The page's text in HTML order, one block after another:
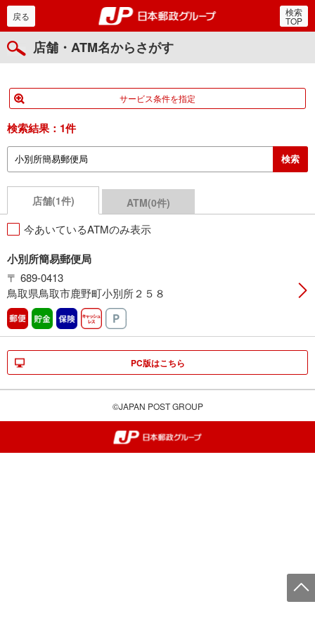
郵便局・日本郵政グルー
戻る 検索
TOP
店舗・ATM名からさがす
サービス条件を指定
検索結果： 1件
店舗(1件) ATM(0件)
今あいているATMのみ表示
小別所簡易郵便局
〒 689-0413
鳥取県鳥取市鹿野町小別所２５８
郵便 貯金 保険 キャッシュレス
PC版はこちら
©JAPAN POST GROUP